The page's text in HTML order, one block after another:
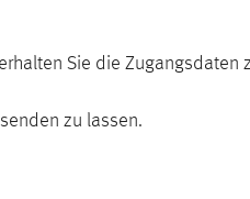
Sie die Zugangsdaten
zu lassen.